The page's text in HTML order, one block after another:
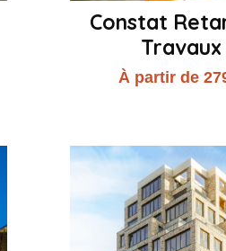
Constat
Travaux
À partir de